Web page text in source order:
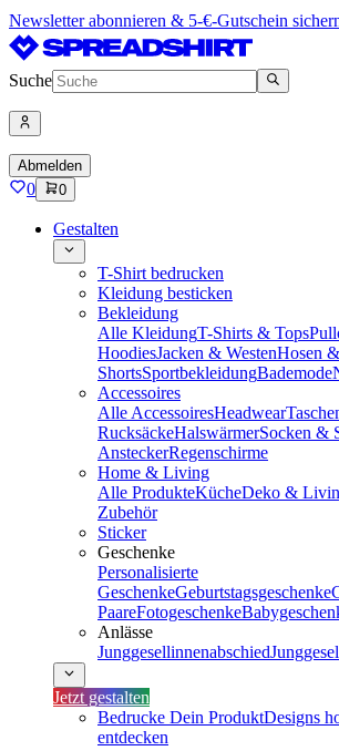
Newsletter abonnieren & 5-€-Gutschein
Suche
Abmelden
0 0
Gestalten
T-Shirt bedrucken
Kleidung besticken
Bekleidung
Alle KleidungT-Shirts & Tops
HoodiesJacken & WestenHosen &
ShortsSportbekleidungBademode
Accessoires
Alle AccessoiresHeadwear
RucksäckeHalswärmerSocken &
AnsteckerRegenschirme
Home & Living
Alle ProdukteKücheDeko &
Zubehör
Sticker
Geschenke
Personalisierte
GeschenkeGeburtstagsgeschenke
PaareFotogeschenke
Anlässe
Junggesellinnenabschied
Jetzt gestalten
Bedrucke Dein ProduktDesigns
entdecken